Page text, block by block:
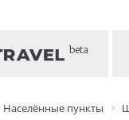
beta
Населённые пункты